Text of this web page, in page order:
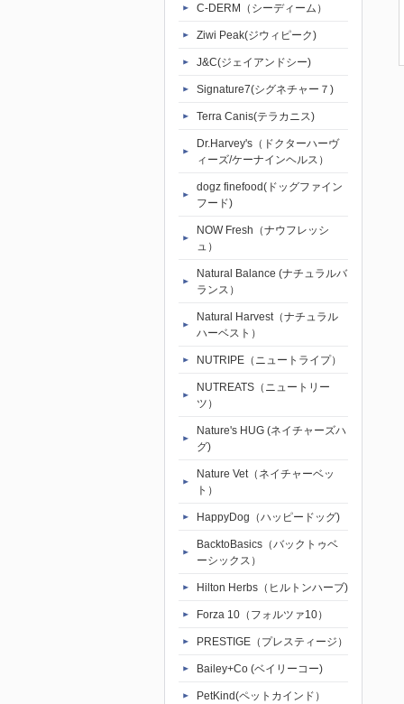
C-DERM（シーディーム）
Ziwi Peak(ジウィピーク)
J&C(ジェイアンドシー)
Signature7(シグネチャー７)
Terra Canis(テラカニス)
Dr.Harvey's（ドクターハーヴ
ィーズ/ケーナインヘルス）
dogz finefood(ドッグファイン
フード)
NOW Fresh（ナウフレッシ
ュ）
Natural Balance (ナチュラルバ
ランス）
Natural Harvest（ナチュラル
ハーベスト）
NUTRIPE（ニュートライプ）
NUTREATS（ニュートリー
ツ）
Nature's HUG (ネイチャーズハ
グ)
Nature Vet（ネイチャーベッ
ト）
HappyDog（ハッピードッグ)
BacktoBasics（バックトゥベ
ーシックス）
Hilton Herbs（ヒルトンハーブ)
Forza 10（フォルツァ10）
PRESTIGE（プレスティージ）
Bailey+Co (ベイリーコー)
PetKind(ペットカインド）